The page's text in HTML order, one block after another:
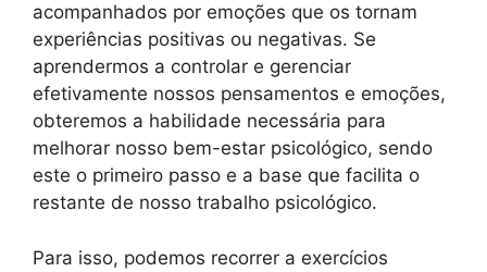
acompanhados por emoções que os tornam
experiências positivas ou negativas. Se
aprendermos a controlar e gerenciar
efetivamente nossos pensamentos e emoções,
obteremos a habilidade necessária para
melhorar nosso bem-estar psicológico, sendo
este o primeiro passo e a base que facilita o
restante de nosso trabalho psicológico.
Para isso, podemos recorrer a exercícios